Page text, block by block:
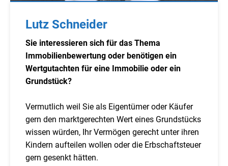
Lutz Schneider
Sie interessieren sich für das Thema
Immobilienbewertung oder benötigen ein
Wertgutachten für eine Immobilie oder ein
Grundstück?
Vermutlich weil Sie als Eigentümer oder Käufer
gern den marktgerechten Wert eines Grundstücks
wissen würden, Ihr Vermögen gerecht unter ihren
Kindern aufteilen wollen oder die Erbschaftsteuer
gern gesenkt hätten.